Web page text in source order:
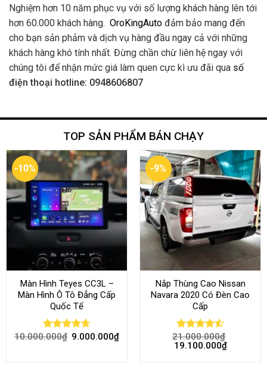
Nghiệm hơn 10 năm phục vụ với số lượng khách hàng lên tới
hơn 60.000 khách hàng. OroKingAuto đảm bảo mang đến
cho bạn sản phảm và dịch vụ hàng đầu ngay cả với những
khách hàng khó tính nhất. Đừng chần chừ liên hệ ngay với
chúng tôi để nhận mức giá làm quen cực kì ưu đãi qua số
điện thoại hotline: 0948606807
TOP SẢN PHẨM BÁN CHẠY
-10%
Màn Hình Teyes CC3L –
Màn Hình Ô Tô Đẳng Cấp
Quốc Tế
Rated 4.68
10.000.000₫ 9.000.000₫
-9%
Nắp Thùng Cao Nissan
Navara 2020 Có Đèn Cao
Cấp
Rated4.52
out of 5
21.000.000₫
19.100.000₫